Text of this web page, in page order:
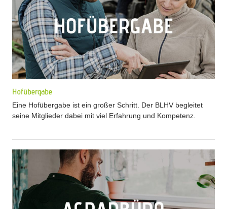
Hofübergabe
Eine Hofübergabe ist ein großer Schritt. Der BLHV begleitet
seine Mitglieder dabei mit viel Erfahrung und Kompetenz.